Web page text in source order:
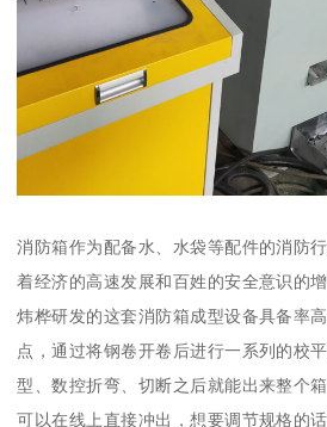
消防箱作为配备水、水袋等配件的消防
着经济的高速发展和百姓的安全意识的
炜桦研发的这套消防箱成型设备具备率
点，通过将钢卷开卷后进行一系列的校
型、数控折弯、切断之后就能出来整个
可以在线上直接冲出，想要调节规格的